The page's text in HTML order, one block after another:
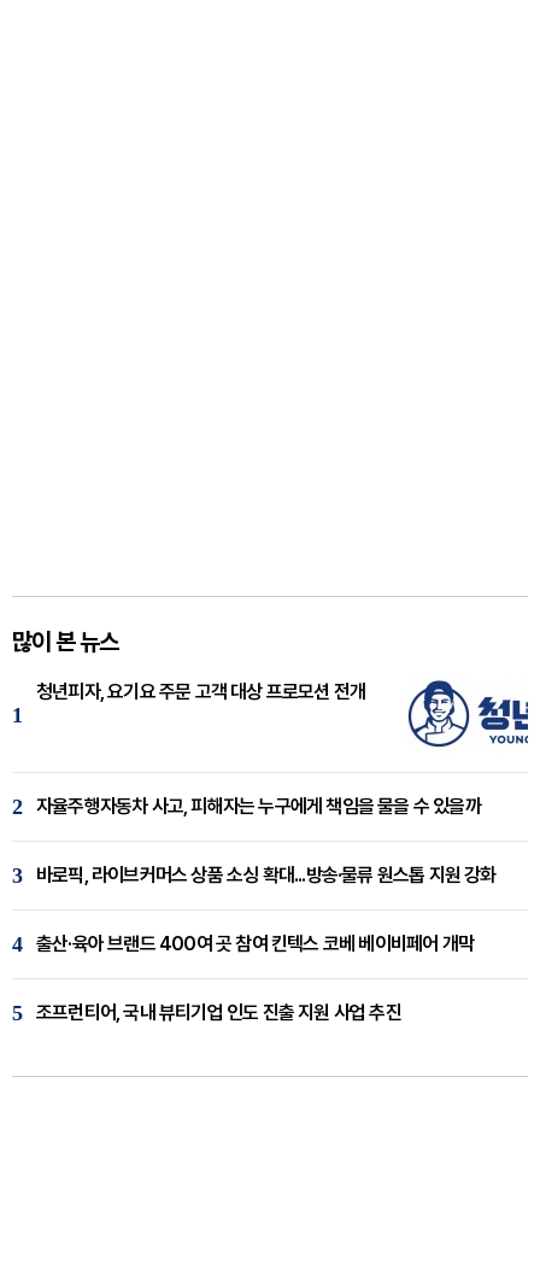
많이 본 뉴스
1
청년피자, 요기요 주문 고객 대상 프로모션 전개
2 자율주행자동차 사고, 피해자는 누구에게 책임을 물을 수 있을까
3 바로픽, 라이브커머스 상품 소싱 확대...방송·물류 원스톱 지원 강화
4 출산·육아 브랜드 400여 곳 참여 킨텍스 코베 베이비페어 개막
5 조프런티어, 국내 뷰티기업 인도 진출 지원 사업 추진